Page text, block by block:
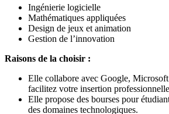
Ingénierie logicielle
Mathématiques appliquées
Design de jeux et animation
Gestion de l’innovation
Raisons de la choisir :
Elle collabore avec Google,
facilitez votre insertion
Elle propose des bourses pour
des domaines technologiques.